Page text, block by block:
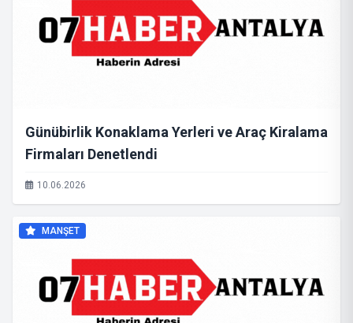
Günübirlik Konaklama Yerleri ve Araç Kiralama
Firmaları Denetlendi
10.06.2026
MANŞET